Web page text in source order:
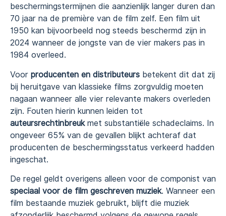
beschermingstermijnen die aanzienlijk langer duren dan
70 jaar na de première van de film zelf. Een film uit
1950 kan bijvoorbeeld nog steeds beschermd zijn in
2024 wanneer de jongste van de vier makers pas in
1984 overleed.
Voor producenten en distributeurs betekent dit dat zij
bij heruitgave van klassieke films zorgvuldig moeten
nagaan wanneer alle vier relevante makers overleden
zijn. Fouten hierin kunnen leiden tot
auteursrechtinbreukmet substantiële schadeclaims. In
ongeveer 65% van de gevallen blijkt achteraf dat
producenten de beschermingsstatus verkeerd hadden
ingeschat.
De regel geldt overigens alleen voor de componist van
speciaal voor de film geschreven muziek. Wanneer een
film bestaande muziek gebruikt, blijft die muziek